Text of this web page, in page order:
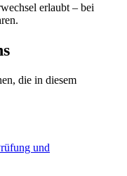
erlaubt – bei
die in diesem
und